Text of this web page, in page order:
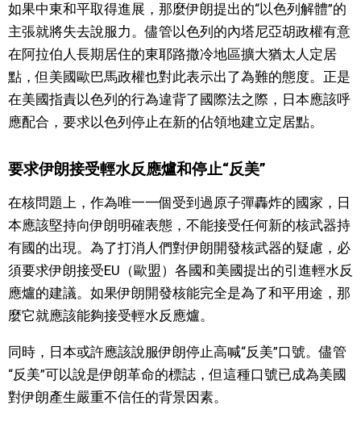
如果中東和平取得進展，那麼伊朗提出的“以色列解體”的
主張就將失去說服力。儘管以色列的內塔尼亞胡政權有意
在阿拉伯人長期居住的東耶路撒冷地區擴大猶太人定居
點，但美國歐巴馬政權也對此表示出了為難的態度。正是
在美國指責以色列的行為違背了國際法之際，日本應該呼
應配合，要求以色列停止在新的佔領地建立定居點。
要求伊朗接受輕水反應爐和停止“反美”
在核問題上，作為唯一一個受到過原子彈轟炸的國家，日
本應該堅持向伊朗明確表態，不能接受任何新的核武器持
有國的出現。為了打消人們對伊朗開發核武器的疑慮，必
須要求伊朗接受EU（歐盟）各國和美國提出的引進輕水反
應爐的建議。如果伊朗開發核能完全是為了和平用途，那
麼它就應該能夠接受輕水反應爐。
同時，日本或許應該說服伊朗停止高喊“反美”口號。儘管
“反美”可以說是伊朗革命的標誌，但這種口號已成為美國
對伊朗產生嚴重不信任的背景因素。